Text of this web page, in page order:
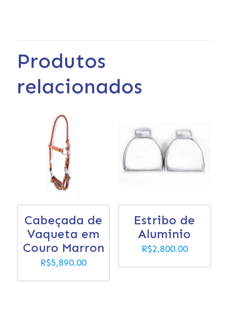
Produtos
relacionados
Cabeçada de
Vaqueta em
Couro Marron
R$5,890.00
Estribo de
Aluminio
R$2,800.00